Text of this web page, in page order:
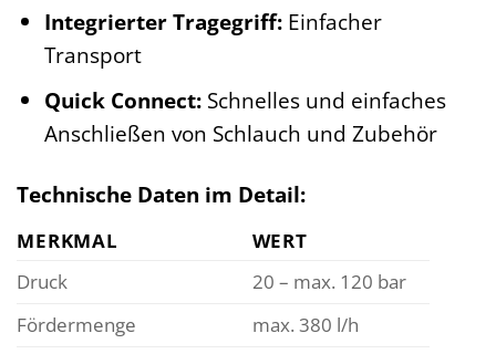
Integrierter Tragegriff:Einfacher
Transport
Quick Connect:Schnelles und einfaches
Anschließen von Schlauch und Zubehör
Technische Daten im Detail:
MERKMAL
WERT
Druck
20 – max. 120 bar
Fördermenge
max. 380 l/h